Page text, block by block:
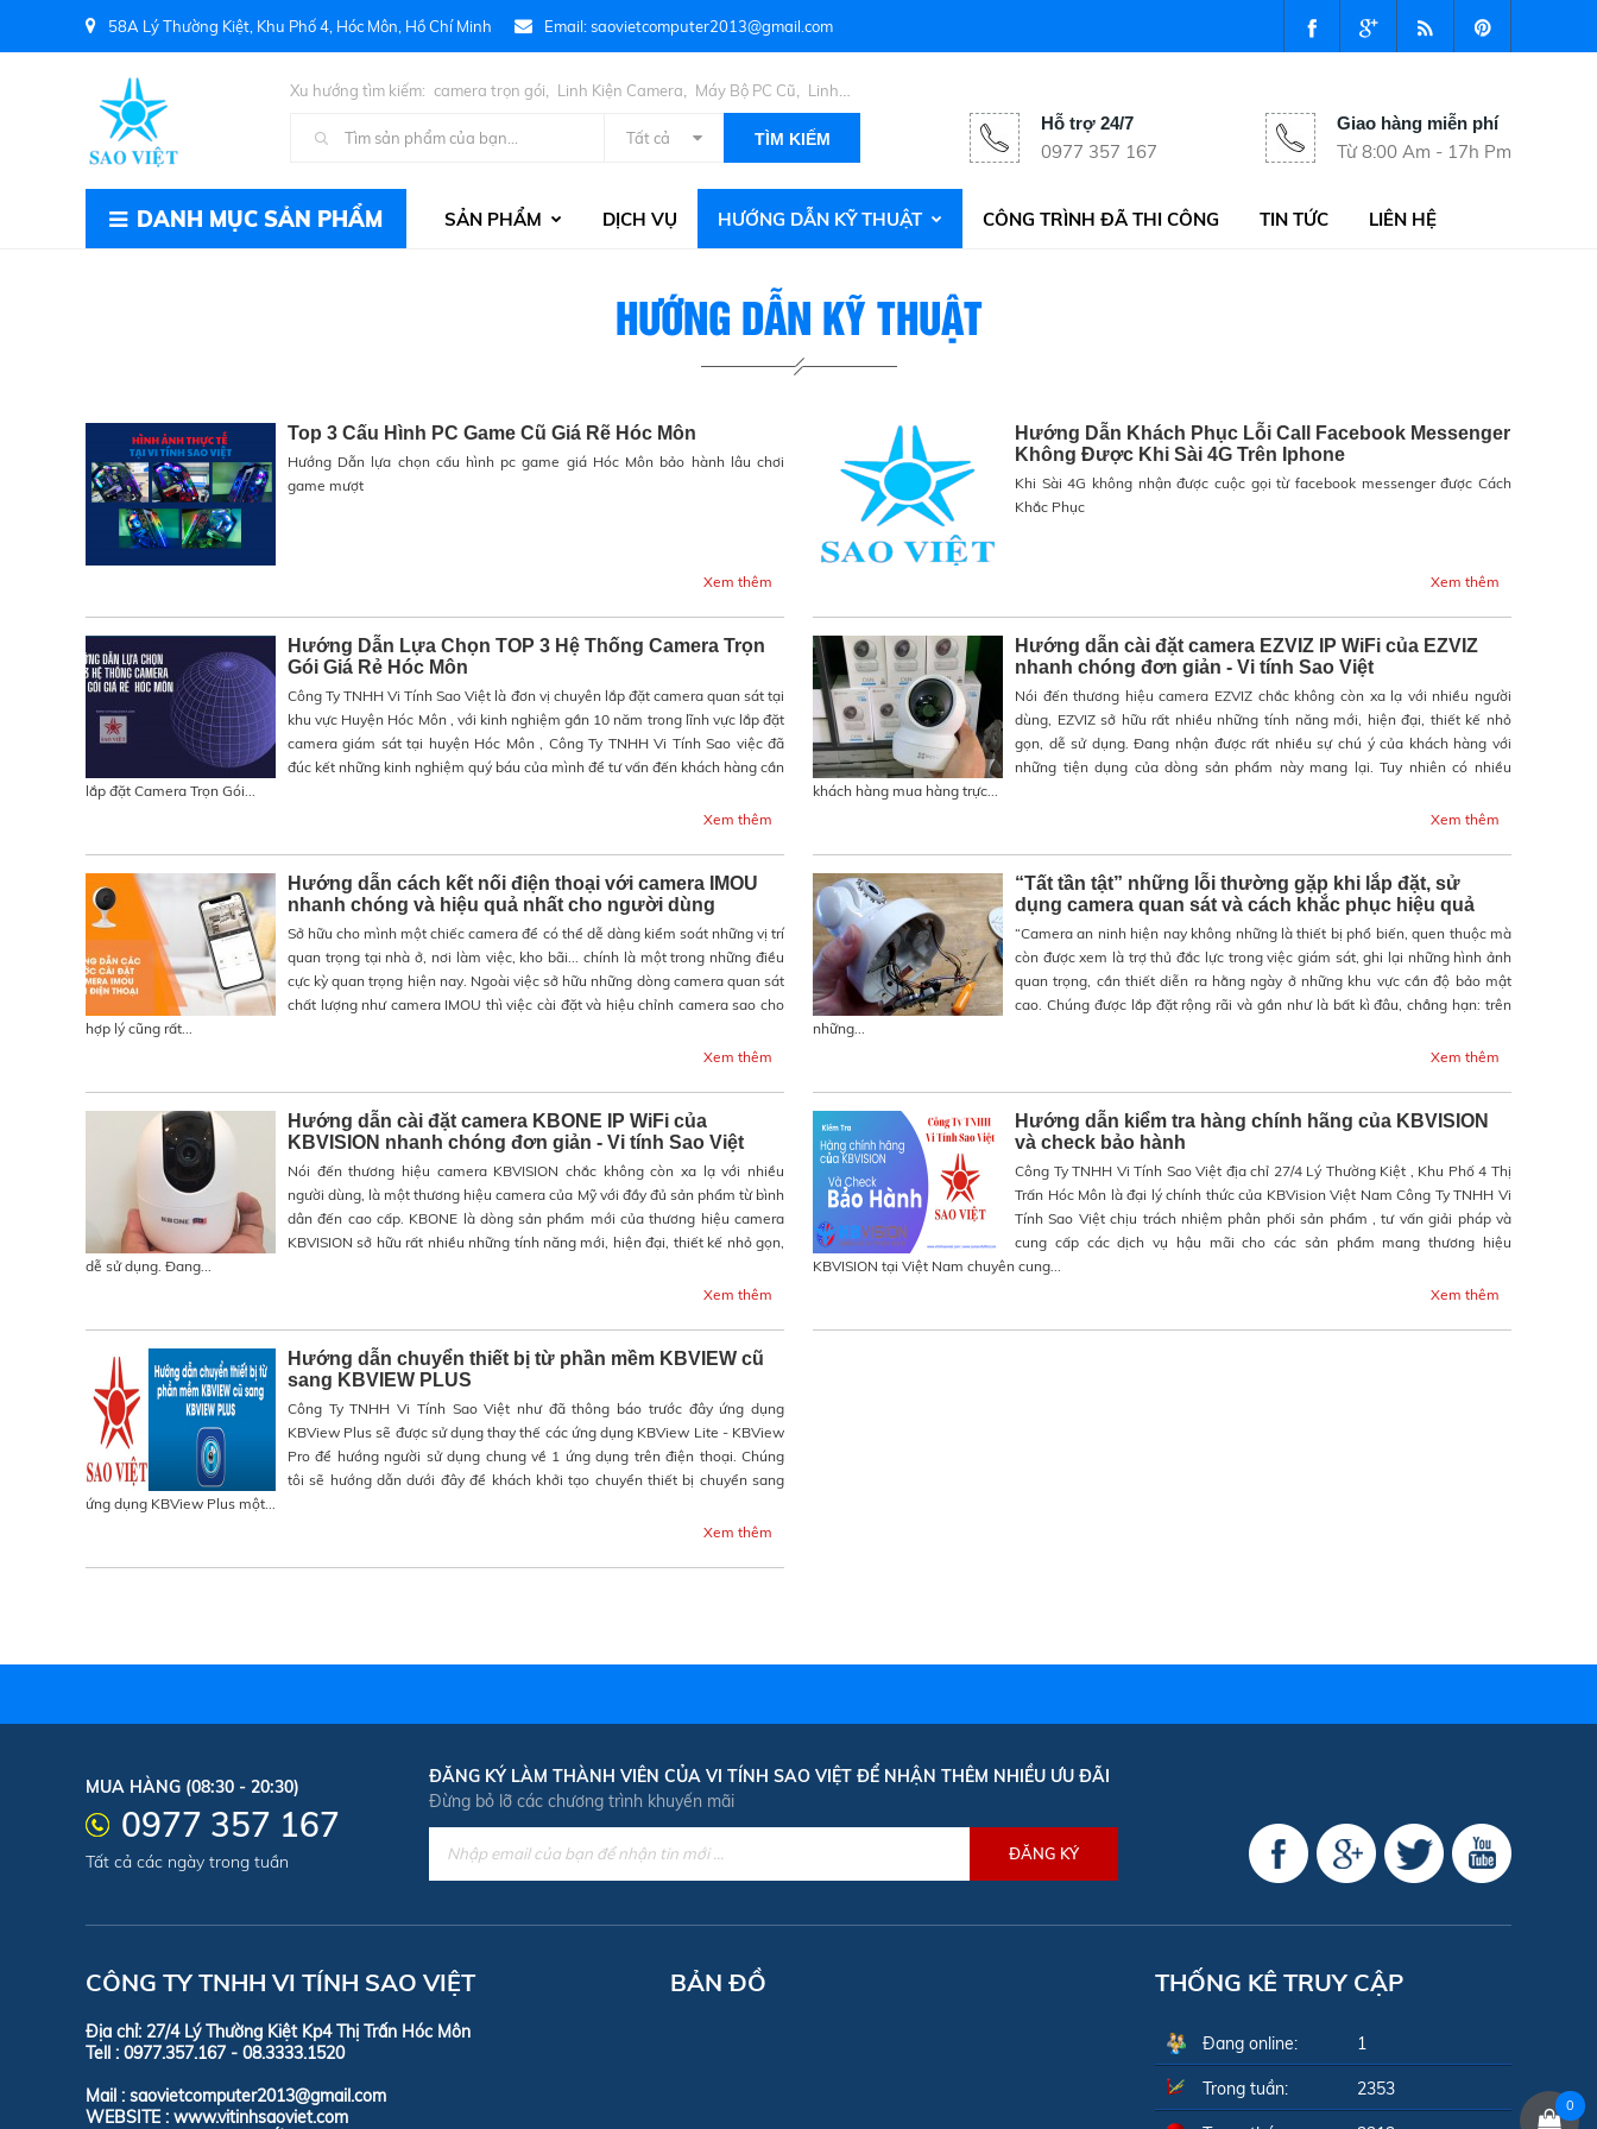
58A Lý Thường Kiệt, Khu Phố 4, Hóc Môn, Hồ Chí Minh Email: saovietcomputer2013@gmail.com
Xu hướng tìm kiếm: camera trọn gói Linh Kiện Camera Máy Bộ PC Cũ
Linh
Tất cả
TÌM KIẾM
Hỗ trợ 24/7
0977 357 167
Giao hàng miễn phí
Từ 8:00 Am - 17h Pm
DANH MỤC SẢN PHẨM SẢN PHẨM DỊCH VỤ HƯỚNG DẪN KỸ THUẬT CÔNG TRÌNH ĐÃ THI CÔNG TIN TỨC LIÊN HỆ
HƯỚNG DẪN KỸ THUẬT
Top 3 Cấu Hình PC Game Cũ Giá Rẽ Hóc Môn
Hướng Dẫn lựa chọn cấu hình pc game giá Hóc Môn bảo hành lâu chơi
game mượt
Xem thêm
Hướng Dẫn Khách Phục Lỗi Call Facebook Messenger
Không Được Khi Sài 4G Trên Iphone
Khi Sài 4G không nhận được cuộc gọi từ facebook messenger được Cách
Khắc Phục
Xem thêm
Hướng Dẫn Lựa Chọn TOP 3 Hệ Thống Camera Trọn
Gói Giá Rẻ Hóc Môn
Công Ty TNHH Vi Tính Sao Việt là đơn vị chuyên lắp đặt camera quan sát tại
khu vực Huyện Hóc Môn , với kinh nghiệm gần 10 năm trong lĩnh vực lắp đặt
camera giám sát tại huyện Hóc Môn , Công Ty TNHH Vi Tính Sao việc đã
đúc kết những kinh nghiệm quý báu của mình để tư vấn đến khách hàng cần
lắp đặt Camera Trọn Gói...
Xem thêm
Hướng dẫn cài đặt camera EZVIZ IP WiFi của EZVIZ
nhanh chóng đơn giản - Vi tính Sao Việt
Nói đến thương hiệu camera EZVIZ chắc không còn xa lạ với nhiều người
dùng, EZVIZ sở hữu rất nhiều những tính năng mới, hiện đại, thiết kế nhỏ
gọn, dễ sử dụng. Đang nhận được rất nhiều sự chú ý của khách hàng với
những tiện dụng của dòng sản phẩm này mang lại. Tuy nhiên có nhiều
khách hàng mua hàng trực...
Xem thêm
Hướng dẫn cách kết nối điện thoại với camera IMOU
nhanh chóng và hiệu quả nhất cho người dùng
Sở hữu cho mình một chiếc camera để có thể dễ dàng kiểm soát những vị trí
quan trọng tại nhà ở, nơi làm việc, kho bãi... chính là một trong những điều
cực kỳ quan trọng hiện nay. Ngoài việc sở hữu những dòng camera quan sát
chất lượng như camera IMOU thì việc cài đặt và hiệu chỉnh camera sao cho
hợp lý cũng rất...
Xem thêm
“Tất tần tật” những lỗi thường gặp khi lắp đặt, sử
dụng camera quan sát và cách khắc phục hiệu quả
“Camera an ninh hiện nay không những là thiết bị phổ biến, quen thuộc mà
còn được xem là trợ thủ đắc lực trong việc giám sát, ghi lại những hình ảnh
quan trọng, cần thiết diễn ra hằng ngày ở những khu vực cần độ bảo mật
cao. Chúng được lắp đặt rộng rãi và gần như là bất kì đâu, chẳng hạn: trên
những...
Xem thêm
Hướng dẫn cài đặt camera KBONE IP WiFi của
KBVISION nhanh chóng đơn giản - Vi tính Sao Việt
Nói đến thương hiệu camera KBVISION chắc không còn xa lạ với nhiều
người dùng, là một thương hiệu camera của Mỹ với đầy đủ sản phẩm từ bình
dân đến cao cấp. KBONE là dòng sản phẩm mới của thương hiệu camera
KBVISION sở hữu rất nhiều những tính năng mới, hiện đại, thiết kế nhỏ gọn,
dễ sử dụng. Đang...
Xem thêm
Hướng dẫn kiểm tra hàng chính hãng của KBVISION
và check bảo hành
Công Ty TNHH Vi Tính Sao Việt địa chỉ 27/4 Lý Thường Kiệt , Khu Phố 4 Thị
Trấn Hóc Môn là đại lý chính thức của KBVision Việt Nam Công Ty TNHH Vi
Tính Sao Việt chịu trách nhiệm phân phối sản phẩm , tư vấn giải pháp và
cung cấp các dịch vụ hậu mãi cho các sản phẩm mang thương hiệu
KBVISION tại Việt Nam chuyên cung...
Xem thêm
Hướng dẫn chuyển thiết bị từ phần mềm KBVIEW cũ
sang KBVIEW PLUS
Công Ty TNHH Vi Tính Sao Việt như đã thông báo trước đây ứng dụng
KBView Plus sẽ được sử dụng thay thế các ứng dụng KBView Lite - KBView
Pro để hướng người sử dụng chung về 1 ứng dụng trên điện thoại. Chúng
tôi sẽ hướng dẫn dưới đây để khách khởi tạo chuyển thiết bị chuyển sang
ứng dụng KBView Plus một...
Xem thêm
MUA HÀNG (08:30 - 20:30)
0977 357 167
Tất cả các ngày trong tuần
ĐĂNG KÝ LÀM THÀNH VIÊN CỦA VI TÍNH SAO VIỆT ĐỂ NHẬN THÊM NHIỀU ƯU ĐÃI
Đừng bỏ lỡ các chương trình khuyến mãi
CÔNG TY TNHH VI TÍNH SAO VIỆT
Địa chỉ: 27/4 Lý Thường Kiệt Kp4 Thị Trấn Hóc Môn
Tell : 0977.357.167 - 08.3333.1520
Mail : saovietcomputer2013@gmail.com
WEBSITE : www.vitinhsaoviet.com
BẢN ĐỒ THỐNG KÊ TRUY CẬP
Đang online: 1
Trong tuần: 2353
0